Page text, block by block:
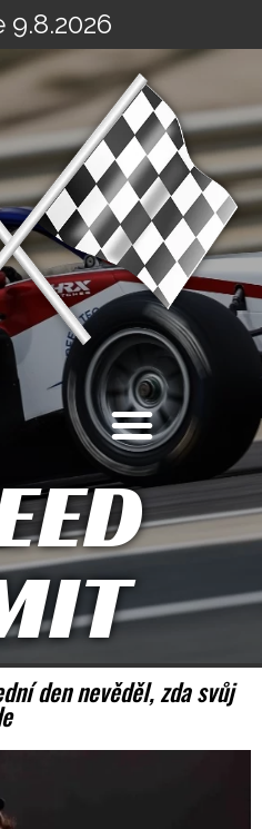
9.8.2026
den nevěděl, zda svůj